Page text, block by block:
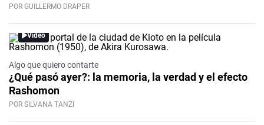
POR GUILLERMO DRAPER
Video
Algo que quiero contarte
¿Qué pasó ayer?: la memoria, la verdad y el efecto
Rashomon
POR SILVANA TANZI